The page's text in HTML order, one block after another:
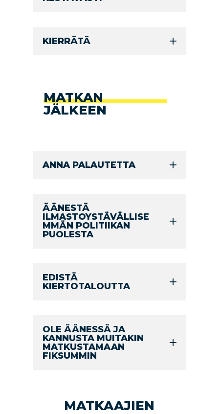
KIERRÄTÄ
MATKAN
JÄLKEEN
ANNA PALAUTETTA
ÄÄNESTÄ
ILMASTOYSTÄVÄLLISE
MMÄN POLITIIKAN
PUOLESTA
EDISTÄ
KIERTOTALOUTTA
OLE ÄÄNESSÄ JA
KANNUSTA MUITAKIN
MATKUSTAMAAN
FIKSUMMIN
MATKAAJIEN